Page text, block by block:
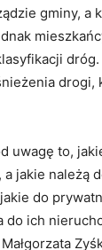
gminy, a
drogi,
uwagę to,
jakie należą
do
ich